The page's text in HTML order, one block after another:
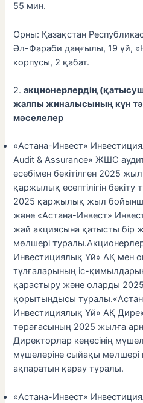
55 мин.
Орны: Қазақстан
Әл-Фараби даңғылы, 19 үй,
корпусы, 2 қабат.
2.акционерлердің
жалпы жиналысының күн
мәселелер
«Астана-Инвест»
Audit & Assurance» ЖШС
есебімен бекітілген 2025
қаржылық есептілігін
2025 қаржылық жыл
және «Астана-Инвест»
жай акциясына қатысты бір
мөлшері
Инвестициялық Үй» АҚ мен
тұлғаларының іс-
қарастыру және оларды
қорытындысы
Инвестициялық Үй» АҚ
төрағасының 2025 жылға
Директорлар кеңесінің
мүшелеріне сыйақы
ақпаратын қарау туралы.
«Астана-Инвест»